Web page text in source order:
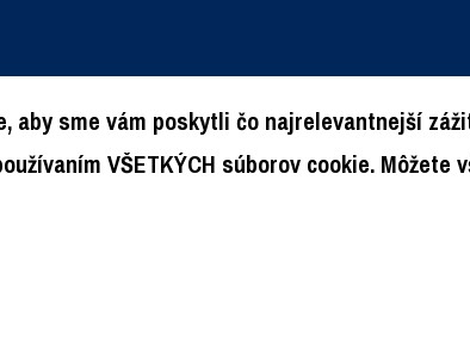
aby sme vám poskytli čo najrelevantnejší
VŠETKÝCH súborov cookie.